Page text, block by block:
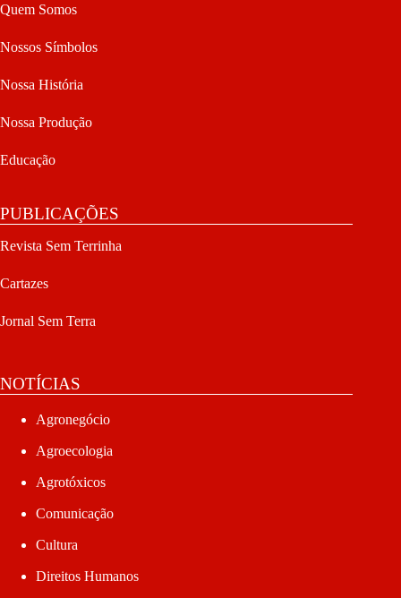
Quem Somos
Nossos Símbolos
Nossa História
Nossa Produção
Educação
PUBLICAÇÕES
Revista Sem Terrinha
Cartazes
Jornal Sem Terra
NOTÍCIAS
Agronegócio
Agroecologia
Agrotóxicos
Comunicação
Cultura
Direitos Humanos